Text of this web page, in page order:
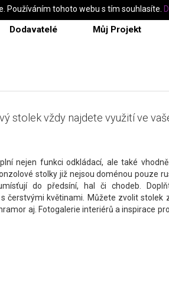
Dodavatelé Můj Projekt
stolek vždy najdete využití ve
nejen funkci odkládací, ale také
stolky již nejsou doménou pouze
do předsíní, hal či chodeb.
čerstvými květinami. Můžete zvolit stolek
aj. Fotogalerie interiérů a inspirace
Používáním tohoto webu s tím souhlasíte.